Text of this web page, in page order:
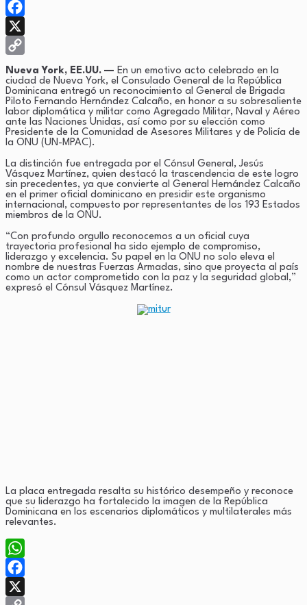
WhatsApp
Facebook
X
Copy
Link
Nueva York, EE.UU. — En un emotivo acto celebrado en la
ciudad de Nueva York, el Consulado General de la República
Dominicana entregó un reconocimiento al General de Brigada
Piloto Fernando Hernández Calcaño, en honor a su sobresaliente
labor diplomática y militar como Agregado Militar, Naval y Aéreo
ante las Naciones Unidas, así como por su elección como
Presidente de la Comunidad de Asesores Militares y de Policía de
la ONU (UN-MPAC).
La distinción fue entregada por el Cónsul General, Jesús
Vásquez Martínez, quien destacó la trascendencia de este logro
sin precedentes, ya que convierte al General Hernández Calcaño
en el primer oficial dominicano en presidir este organismo
internacional, compuesto por representantes de los 193 Estados
miembros de la ONU.
“Con profundo orgullo reconocemos a un oficial cuya
trayectoria profesional ha sido ejemplo de compromiso,
liderazgo y excelencia. Su papel en la ONU no solo eleva el
nombre de nuestras Fuerzas Armadas, sino que proyecta al país
como un actor comprometido con la paz y la seguridad global,”
expresó el Cónsul Vásquez Martínez.
La placa entregada resalta su histórico desempeño y reconoce
que su liderazgo ha fortalecido la imagen de la República
Dominicana en los escenarios diplomáticos y multilaterales más
relevantes.
WhatsApp
Facebook